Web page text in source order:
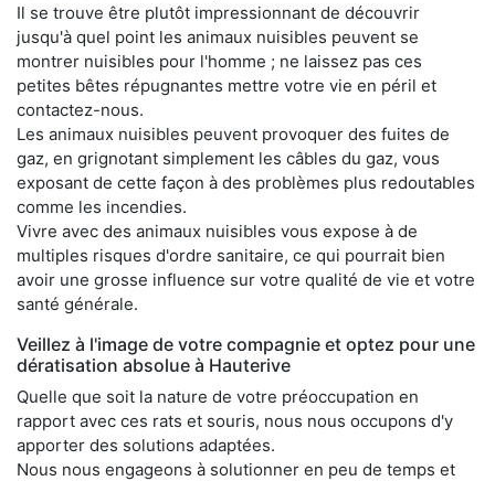
Il se trouve être plutôt impressionnant de découvrir
jusqu'à quel point les animaux nuisibles peuvent se
montrer nuisibles pour l'homme ; ne laissez pas ces
petites bêtes répugnantes mettre votre vie en péril et
contactez-nous.
Les animaux nuisibles peuvent provoquer des fuites de
gaz, en grignotant simplement les câbles du gaz, vous
exposant de cette façon à des problèmes plus redoutables
comme les incendies.
Vivre avec des animaux nuisibles vous expose à de
multiples risques d'ordre sanitaire, ce qui pourrait bien
avoir une grosse influence sur votre qualité de vie et votre
santé générale.
Veillez à l'image de votre compagnie et optez pour une
dératisation absolue à Hauterive
Quelle que soit la nature de votre préoccupation en
rapport avec ces rats et souris, nous nous occupons d'y
apporter des solutions adaptées.
Nous nous engageons à solutionner en peu de temps et